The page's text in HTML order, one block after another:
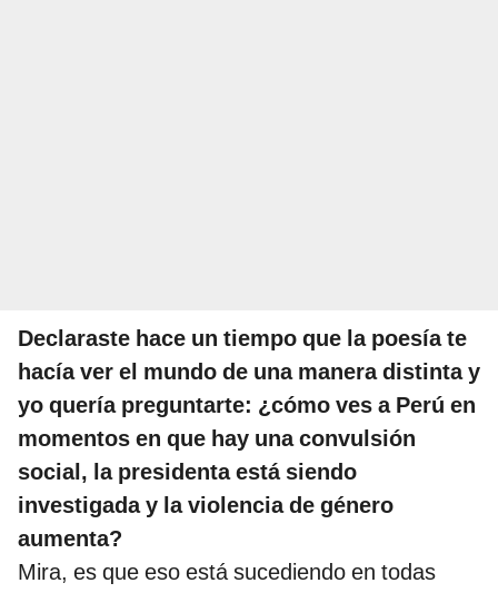
Declaraste hace un tiempo que la poesía te
hacía ver el mundo de una manera distinta y
yo quería preguntarte: ¿cómo ves a Perú en
momentos en que hay una convulsión
social, la presidenta está siendo
investigada y la violencia de género
aumenta?
Mira, es que eso está sucediendo en todas